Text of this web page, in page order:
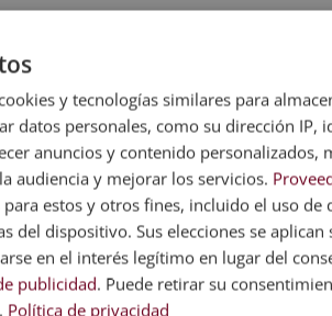
y tecnologías similares para
datos personales, como su dirección IP,
anuncios y contenido personalizados,
audiencia y mejorar los servicios.
estos y otros fines, incluido el uso de
del dispositivo. Sus elecciones se aplican
en el interés legítimo en lugar del
publicidad. Puede retirar su
. Política de privacidad